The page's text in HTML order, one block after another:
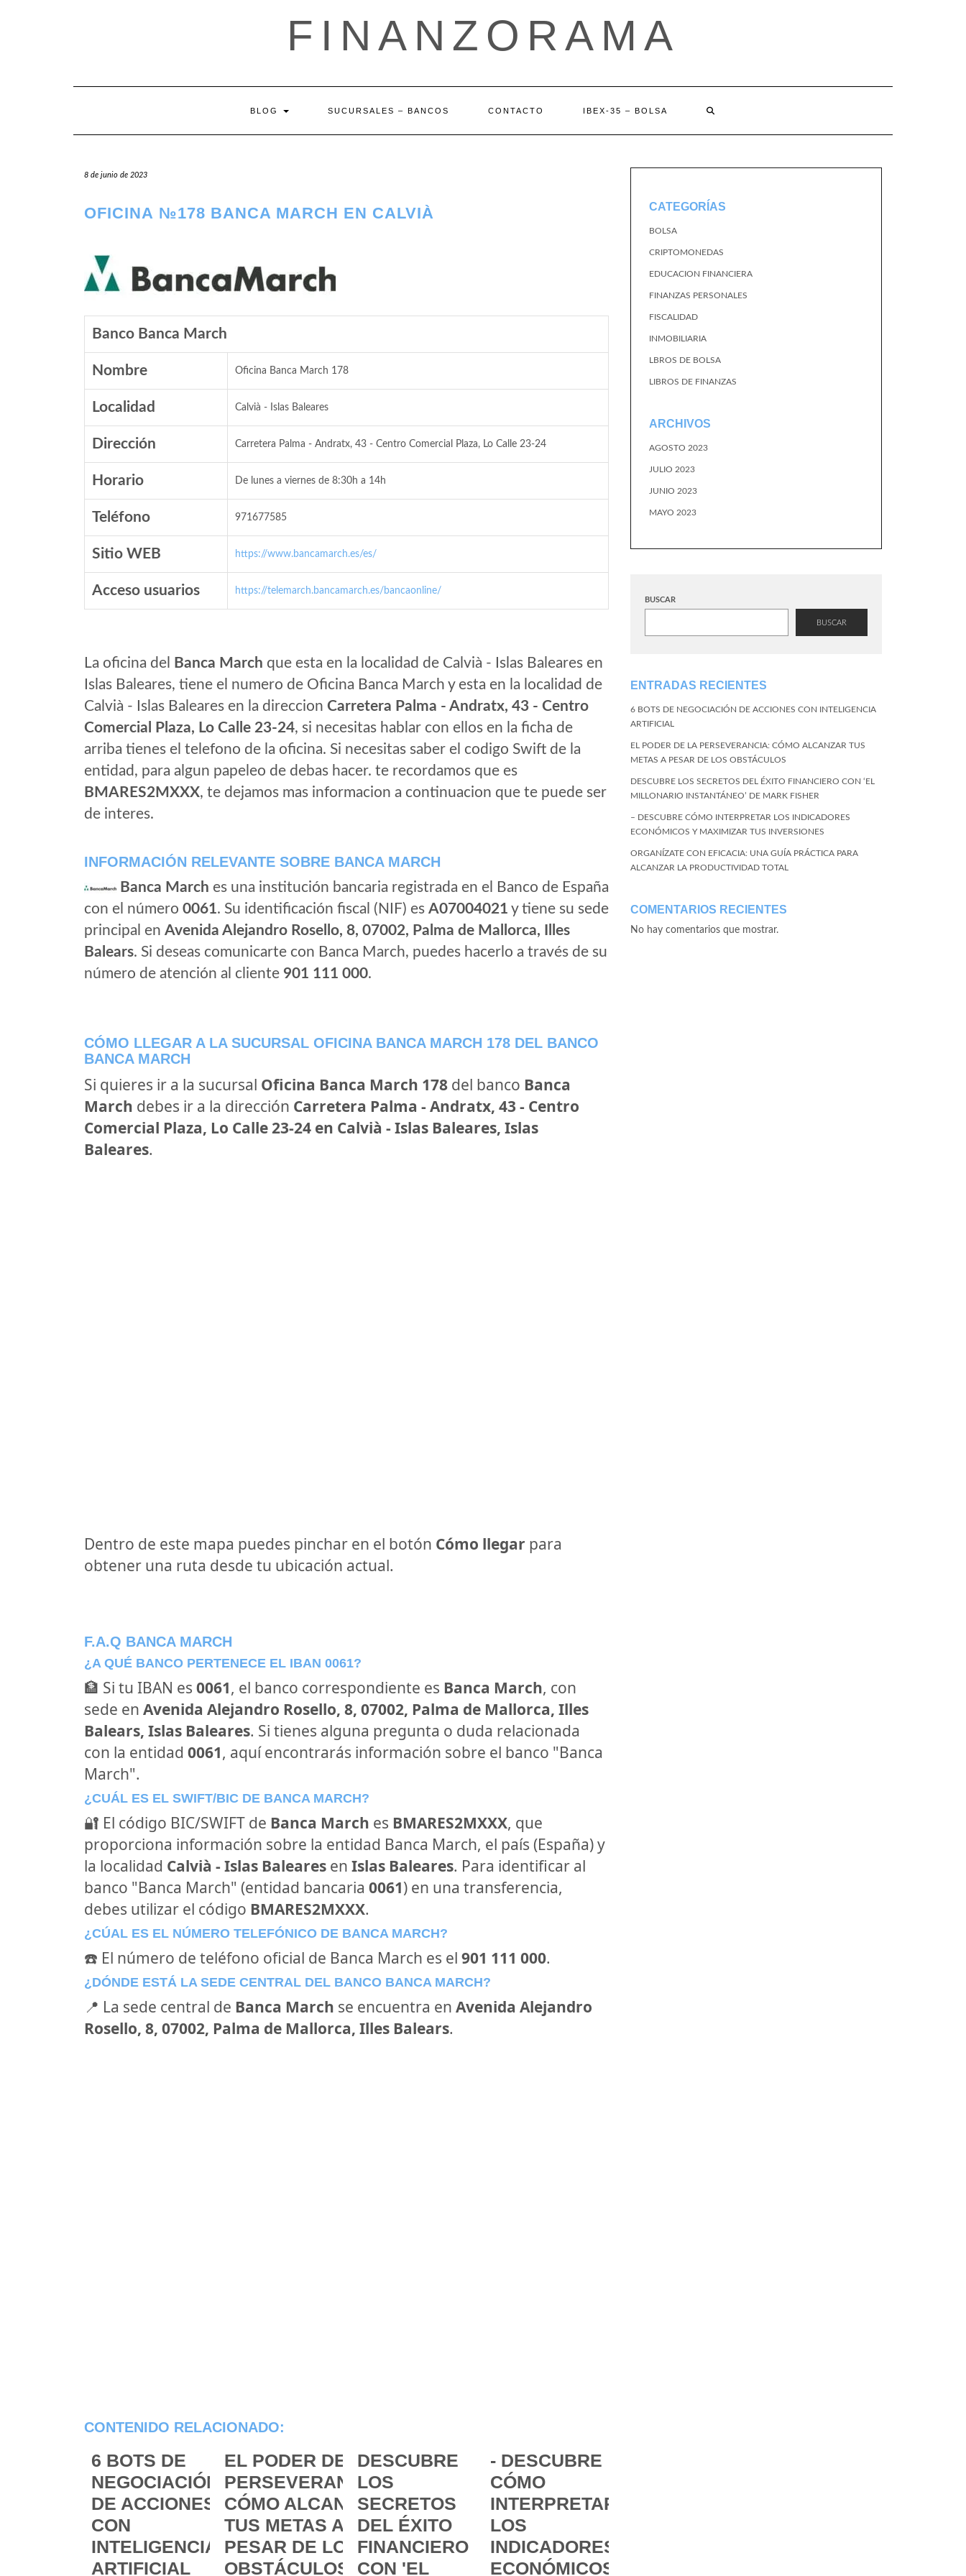
FINANZORAMA
BLOG SUCURSALES – BANCOS CONTACTO IBEX-35 – BOLSA
8 de junio de 2023
OFICINA №178 BANCA MARCH EN CALVIÀ
Banco Banca March
Nombre Oficina Banca March 178
Localidad Calvià - Islas Baleares
Dirección Carretera Palma - Andratx, 43 - Centro Comercial Plaza, Lo Calle 23-24
Horario De lunes a viernes de 8:30h a 14h
Teléfono 971677585
Sitio WEB https://www.bancamarch.es/es/
Acceso usuarios https://telemarch.bancamarch.es/bancaonline/
La oficina del Banca March que esta en la localidad de Calvià - Islas Baleares en
Islas Baleares, tiene el numero de Oficina Banca March y esta en la localidad de
Calvià - Islas Baleares en la direccion Carretera Palma - Andratx, 43 - Centro
Comercial Plaza, Lo Calle 23-24, si necesitas hablar con ellos en la ficha de
arriba tienes el telefono de la oficina. Si necesitas saber el codigo Swift de la
entidad, para algun papeleo de debas hacer. te recordamos que es
BMARES2MXXX, te dejamos mas informacion a continuacion que te puede ser
de interes.
INFORMACIÓN RELEVANTE SOBRE BANCA MARCH
Banca March es una institución bancaria registrada en el Banco de España
con el número 0061. Su identificación fiscal (NIF) es A07004021 y tiene su sede
principal en Avenida Alejandro Rosello, 8, 07002, Palma de Mallorca, Illes
Balears. Si deseas comunicarte con Banca March, puedes hacerlo a través de su
número de atención al cliente 901 111 000.
CÓMO LLEGAR A LA SUCURSAL OFICINA BANCA MARCH 178 DEL BANCO
BANCA MARCH
Si quieres ir a la sucursal Oficina Banca March 178 del banco Banca
March debes ir a la dirección Carretera Palma - Andratx, 43 - Centro
Comercial Plaza, Lo Calle 23-24 en Calvià - Islas Baleares, Islas
Baleares.
Dentro de este mapa puedes pinchar en el botón Cómo llegar para
obtener una ruta desde tu ubicación actual.
F.A.Q BANCA MARCH
¿A QUÉ BANCO PERTENECE EL IBAN 0061?
🏦 Si tu IBAN es 0061, el banco correspondiente es Banca March, con
sede en Avenida Alejandro Rosello, 8, 07002, Palma de Mallorca, Illes
Balears, Islas Baleares. Si tienes alguna pregunta o duda relacionada
con la entidad 0061, aquí encontrarás información sobre el banco "Banca
March".
¿CUÁL ES EL SWIFT/BIC DE BANCA MARCH?
🔐 El código BIC/SWIFT de Banca March es BMARES2MXXX, que
proporciona información sobre la entidad Banca March, el país (España) y
la localidad Calvià - Islas Baleares en Islas Baleares. Para identificar al
banco "Banca March" (entidad bancaria 0061) en una transferencia,
debes utilizar el código BMARES2MXXX.
¿CÚAL ES EL NÚMERO TELEFÓNICO DE BANCA MARCH?
☎️ El número de teléfono oficial de Banca March es el 901 111 000.
¿DÓNDE ESTÁ LA SEDE CENTRAL DEL BANCO BANCA MARCH?
📍 La sede central de Banca March se encuentra en Avenida Alejandro
Rosello, 8, 07002, Palma de Mallorca, Illes Balears.
CONTENIDO RELACIONADO:
6 BOTS DE
NEGOCIACIÓN
DE ACCIONES
CON
INTELIGENCIA
ARTIFICIAL
EL PODER DE LA
PERSEVERANCIA:
CÓMO ALCANZAR
TUS METAS A
PESAR DE LOS
OBSTÁCULOS
DESCUBRE
LOS
SECRETOS
DEL ÉXITO
FINANCIERO
CON 'EL
- DESCUBRE
CÓMO
INTERPRETAR
LOS
INDICADORES
ECONÓMICOS
CATEGORÍAS
BOLSA
CRIPTOMONEDAS
EDUCACION FINANCIERA
FINANZAS PERSONALES
FISCALIDAD
INMOBILIARIA
LBROS DE BOLSA
LIBROS DE FINANZAS
ARCHIVOS
AGOSTO 2023
JULIO 2023
JUNIO 2023
MAYO 2023
BUSCAR
BUSCAR
ENTRADAS RECIENTES
6 BOTS DE NEGOCIACIÓN DE ACCIONES CON INTELIGENCIA
ARTIFICIAL
EL PODER DE LA PERSEVERANCIA: CÓMO ALCANZAR TUS
METAS A PESAR DE LOS OBSTÁCULOS
DESCUBRE LOS SECRETOS DEL ÉXITO FINANCIERO CON ‘EL
MILLONARIO INSTANTÁNEO’ DE MARK FISHER
– DESCUBRE CÓMO INTERPRETAR LOS INDICADORES
ECONÓMICOS Y MAXIMIZAR TUS INVERSIONES
ORGANÍZATE CON EFICACIA: UNA GUÍA PRÁCTICA PARA
ALCANZAR LA PRODUCTIVIDAD TOTAL
COMENTARIOS RECIENTES
No hay comentarios que mostrar.